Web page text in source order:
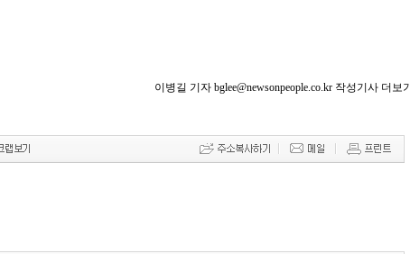
이병길 기자 bglee@newsonpeople.co.kr 작성기사 더보기